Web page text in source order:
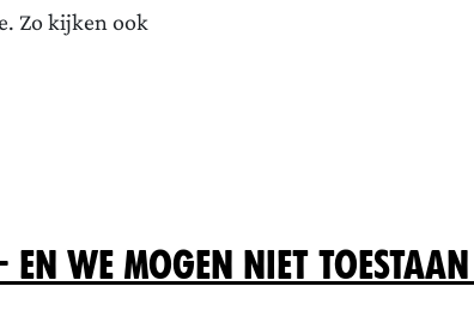
Zo kijken ook
we mogen niet